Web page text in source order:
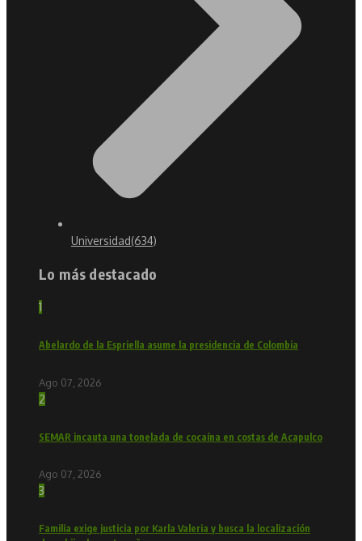
Universidad(634)
Lo más destacado
1
Abelardo de la Espriella asume la presidencia de Colombia
Ago 07, 2026
2
SEMAR incauta una tonelada de cocaína en costas de Acapulco
Ago 07, 2026
3
Familia exige justicia por Karla Valeria y busca la localización